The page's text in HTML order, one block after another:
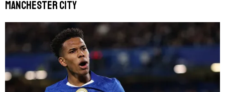
Manchester City